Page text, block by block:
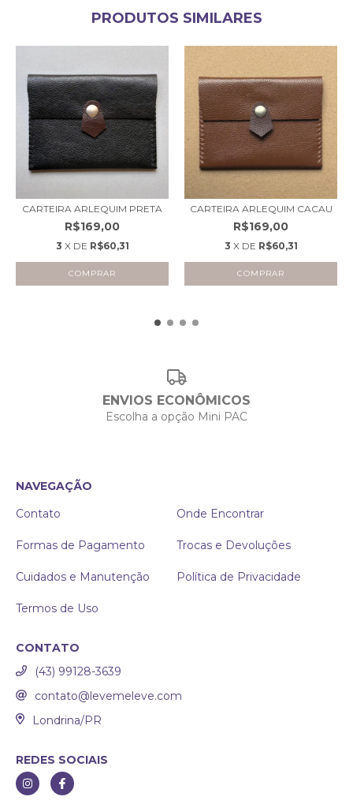
PRODUTOS SIMILARES
CARTEIRA ARLEQUIM PRETA
R$169,00
3 X DE R$60,31
CARTEIRA ARLEQUIM CACAU
R$169,00
3 X DE R$60,31
ENVIOS ECONÔMICOS
Escolha a opção Mini PAC
NAVEGAÇÃO
Contato
Onde Encontrar
Formas de Pagamento Trocas e Devoluções
Cuidados e Manutenção Política de Privacidade
Termos de Uso
CONTATO
(43) 99128-3639
contato@levemeleve.com
Londrina/PR
REDES SOCIAIS